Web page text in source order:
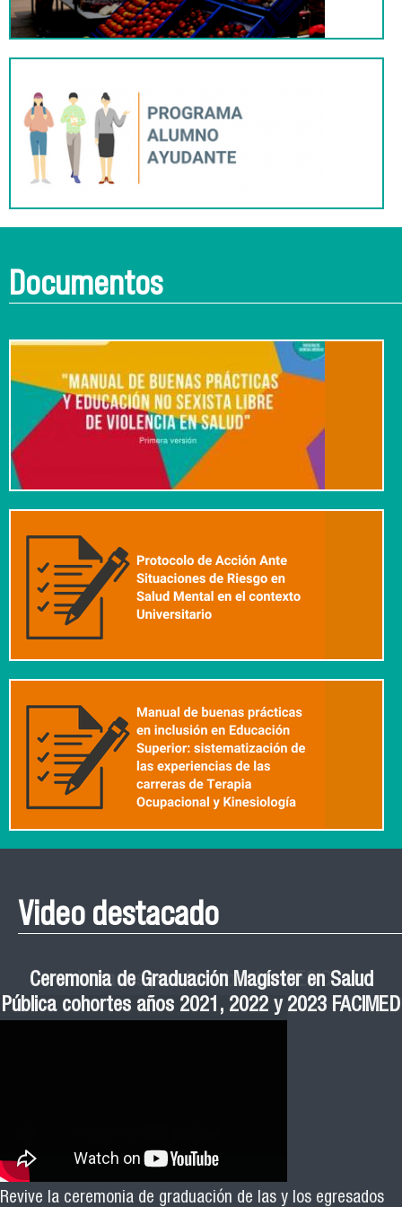
Documentos
Video destacado
Manual de Buenas de Prácticas y Educación no
Sexista Libre de Violencia en Salud
Roberto Vera invita a la III Jornada de Neurociencia
e Inteligencia Artificial 2025
El académico Roberto Vera, de la Escuela de Kinesiología
Jornadas puertas abiertas CESIC
Ceremonia de Graduación Magíster en Salud
Pública cohortes años 2021, 2022 y 2023 FACIMED
Revive la ceremonia de graduación de las y los egresados
Esteban Aedo: “El uso de tecnología en el deporte
tiene directa relación con la inversión económica”